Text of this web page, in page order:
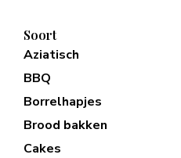
Soort
Aziatisch
BBQ
Borrelhapjes
Brood bakken
Cakes